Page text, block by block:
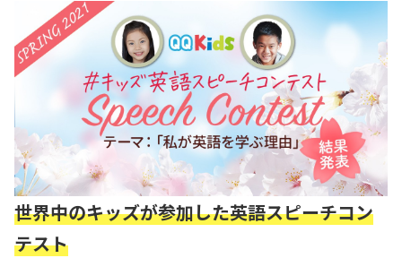
世界中のキッズが参加した英語スピーチコン
テスト